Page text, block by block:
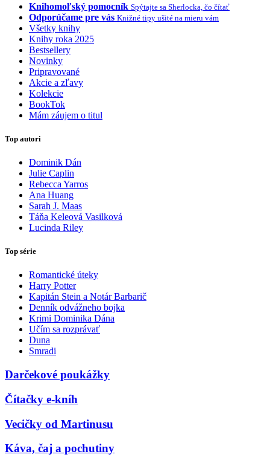
Knihomoľský pomocník Spýtajte sa Sherlocka, čo čítať
Odporúčame pre vás Knižné tipy ušité na mieru vám
Všetky knihy
Knihy roka 2025
Bestsellery
Novinky
Pripravované
Akcie a zľavy
Kolekcie
BookTok
Mám záujem o titul
Top autori
Dominik Dán
Julie Caplin
Rebecca Yarros
Ana Huang
Sarah J. Maas
Táňa Keleová Vasilková
Lucinda Riley
Top série
Romantické úteky
Harry Potter
Kapitán Stein a Notár Barbarič
Denník odvážneho bojka
Krimi Dominika Dána
Učím sa rozprávať
Duna
Smradi
Darčekové poukážky
Čítačky e-kníh
Vecičky od Martinusu
Káva, čaj a pochutiny